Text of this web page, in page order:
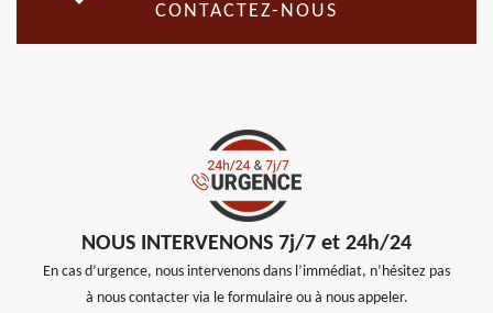
CONTACTEZ-NOUS
NOUS INTERVENONS 7j/7 et 24h/24
En cas d’urgence, nous intervenons dans l’immédiat, n’hésitez pas
à nous contacter via le formulaire ou à nous appeler.